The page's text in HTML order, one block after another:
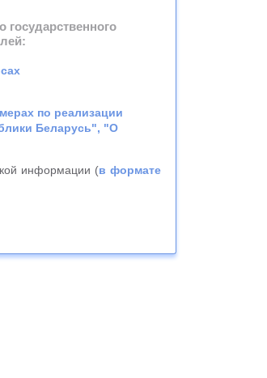
по реализации
Беларусь", "О
информации (в формате